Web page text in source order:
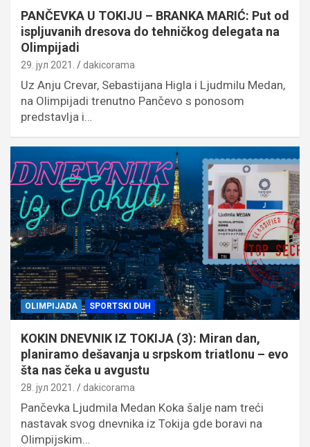
PANČEVKA U TOKIJU – BRANKA MARIĆ: Put od
ispljuvanih dresova do tehničkog delegata na
Olimpijadi
29. јул 2021. dakicorama
Uz Anju Crevar, Sebastijana Higla i Ljudmilu Medan,
na Olimpijadi trenutno Pančevo s ponosom
predstavlja i…
OLIMPIJADA SPORTSKI DUH
KOKIN DNEVNIK IZ TOKIJA (3): Miran dan,
planiramo dešavanja u srpskom triatlonu – evo
šta nas čeka u avgustu
28. јул 2021. dakicorama
Pančevka Ljudmila Medan Koka šalje nam treći
nastavak svog dnevnika iz Tokija gde boravi na
Olimpijskim…